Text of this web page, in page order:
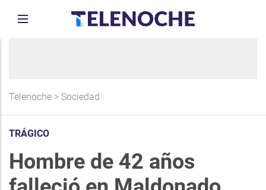
Telenoche > Sociedad
TRÁGICO
Hombre de 42 años